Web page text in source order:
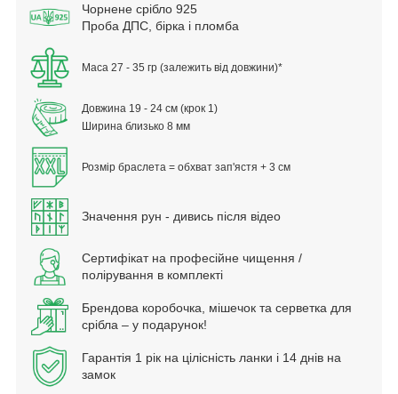
Чорнене срібло 925
Проба ДПС, бірка і пломба
Маса 27 - 35 гр (залежить від довжини)*
Довжина 19 - 24 см (крок 1)
Ширина близько 8 мм
Розмір браслета = обхват зап'ястя + 3 см
Значення рун - дивись після відео
Сертифікат на професійне чищення /
полірування в комплекті
Брендова коробочка, мішечок та серветка для
срібла – у подарунок!
Гарантія 1 рік на цілісність ланки і 14 днів на
замок